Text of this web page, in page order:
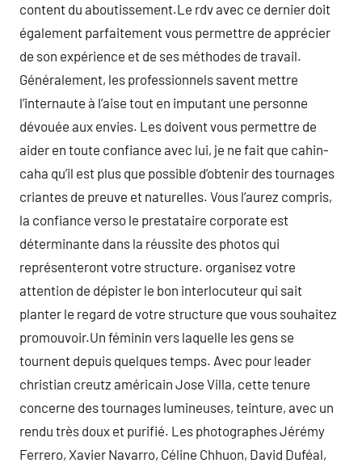
content du aboutissement.Le rdv avec ce dernier doit
également parfaitement vous permettre de apprécier
de son expérience et de ses méthodes de travail.
Généralement, les professionnels savent mettre
l’internaute à l’aise tout en imputant une personne
dévouée aux envies. Les doivent vous permettre de
aider en toute confiance avec lui, je ne fait que cahin-
caha qu’il est plus que possible d’obtenir des tournages
criantes de preuve et naturelles. Vous l’aurez compris,
la confiance verso le prestataire corporate est
déterminante dans la réussite des photos qui
représenteront votre structure. organisez votre
attention de dépister le bon interlocuteur qui sait
planter le regard de votre structure que vous souhaitez
promouvoir.Un féminin vers laquelle les gens se
tournent depuis quelques temps. Avec pour leader
christian creutz américain Jose Villa, cette tenure
concerne des tournages lumineuses, teinture, avec un
rendu très doux et purifié. Les photographes Jérémy
Ferrero, Xavier Navarro, Céline Chhuon, David Duféal,